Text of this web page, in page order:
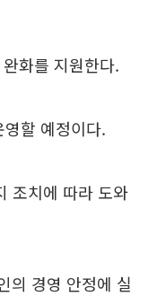
화를 지원한다.
할 예정이다.
조치에 따라 도와
의 경영 안정에 실